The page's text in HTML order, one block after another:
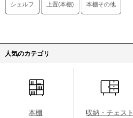
シェルフ 上置(本棚) 本棚その他
人気のカテゴリ
本棚 収納・チェスト